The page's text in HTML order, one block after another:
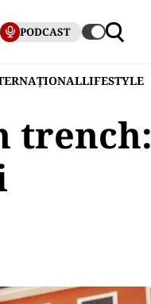
PODCAST
LIFESTYLE
trench: